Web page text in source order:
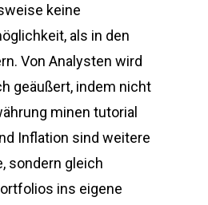
keine
als in den
Von Analysten wird
geäußert, indem nicht
minen tutorial
Inflation sind weitere
sondern gleich
ins eigene